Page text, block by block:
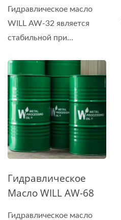
Гидравлическое масло
WILL AW-32 является
стабильной при...
Гидравлическое
Масло WILL AW-68
Гидравлическое масло